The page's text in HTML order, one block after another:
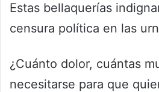
Estas bellaquerías
censura política en las
¿Cuánto dolor, cuántas
necesitarse para que